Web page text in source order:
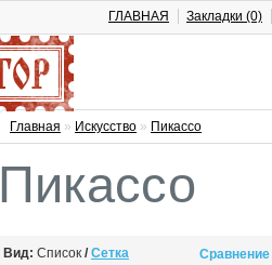
ГЛАВНАЯ Закладки (0)
Главная » Искусство » Пикассо
Пикассо
Вид: Список / Сетка Сравнение